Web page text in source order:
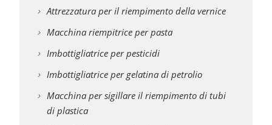
Attrezzatura per il riempimento della vernice
Macchina riempitrice per pasta
Imbottigliatrice per pesticidi
Imbottigliatrice per gelatina di petrolio
Macchina per sigillare il riempimento di tubi
di plastica